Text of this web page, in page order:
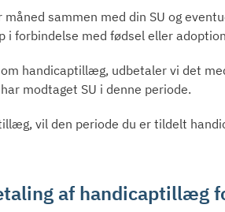
sammen med din SU og
i forbindelse med fødsel eller
handicaptillæg, udbetaler vi det
modtaget SU i denne periode.
vil den periode du er tildelt
af handicaptillæg